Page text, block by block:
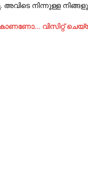
അവിടെ നിന്നുള്ള
വിസിറ്റ്